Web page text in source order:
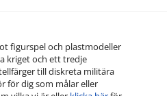
figurspel och plastmodeller
kriget och ett tredje
till diskreta militära
för dig som målar eller